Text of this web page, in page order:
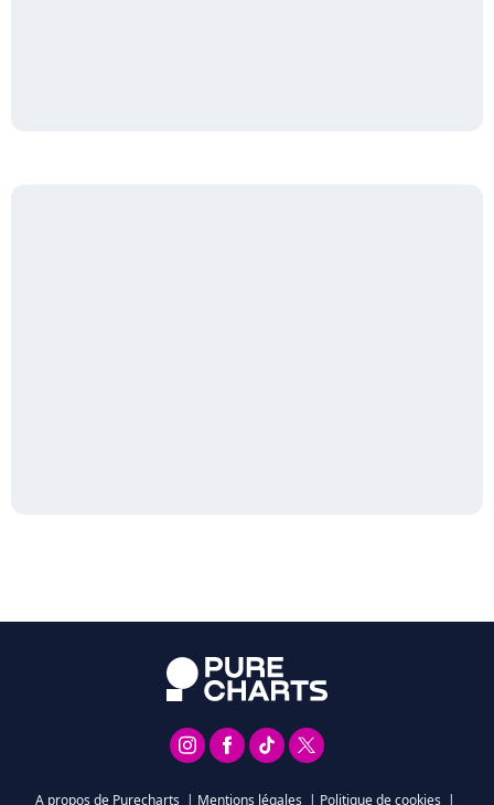
A propos de Purecharts | Mentions légales | Politique de cookies |